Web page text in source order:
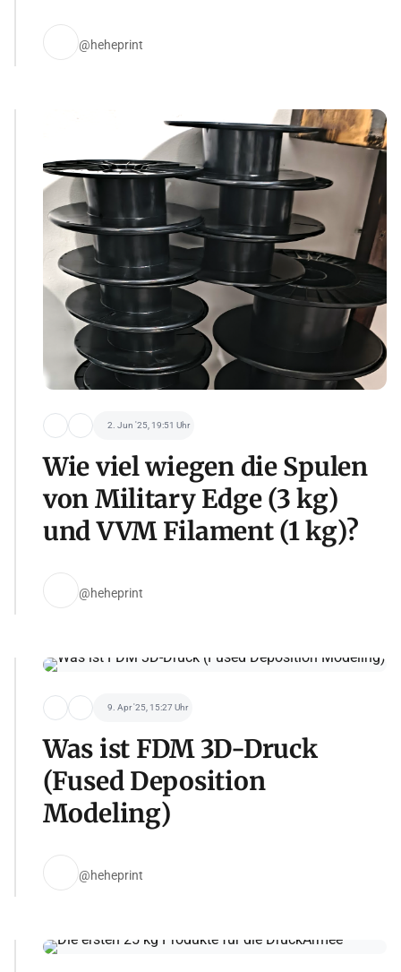
@heheprint
2. Jun '25, 19:51 Uhr
Wie viel wiegen die Spulen
von Military Edge (3 kg)
und VVM Filament (1 kg)?
@heheprint
9. Apr '25, 15:27 Uhr
Was ist FDM 3D-Druck
(Fused Deposition
Modeling)
@heheprint